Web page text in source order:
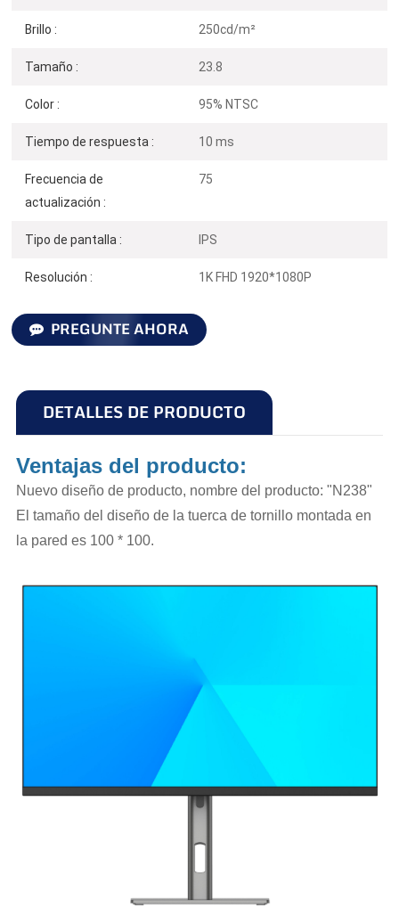
Brillo : 250cd/m²
Tamaño : 23.8
Color : 95% NTSC
Tiempo de respuesta : 10 ms
Frecuencia de
actualización :
75
Tipo de pantalla : IPS
Resolución : 1K FHD 1920*1080P
PREGUNTE AHORA
DETALLES DE PRODUCTO
Ventajas del producto:
Nuevo diseño de producto, nombre del producto: "N238"
El tamaño del diseño de la tuerca de tornillo montada en
la pared es 100 * 100.